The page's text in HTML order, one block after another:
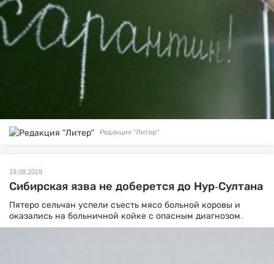
Редакция "Литер"
19.08.2019
Сибирская язва не доберется до Нур-Султана
Пятеро сельчан успели съесть мясо больной коровы и
оказались на больничной койке с опасным диагнозом.